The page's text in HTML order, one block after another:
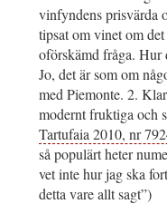
vinfyndens prisvärda
tipsat om vinet om
oförskämd fråga. Hur
Jo, det är som om
med Piemonte. 2.
modernt fruktiga och
Tartufaia 2010, nr
så populärt heter
vet inte hur jag ska
detta vare allt sagt”)